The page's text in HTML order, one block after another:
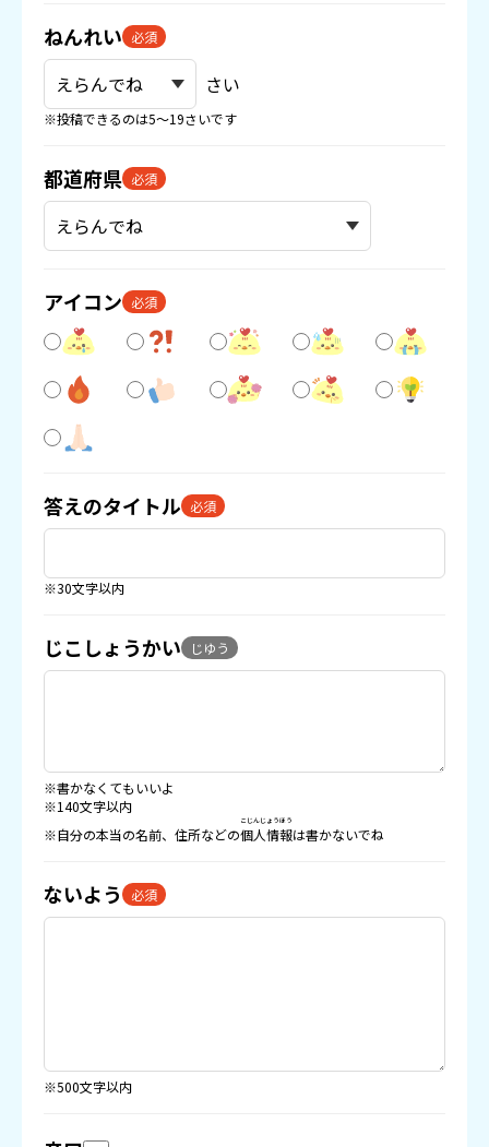
ねんれい 必須
さい
※投稿できるのは5〜19さいです
都道府県 必須
アイコン 必須
答えのタイトル 必須
※30文字以内
じこしょうかい じゆう
※書かなくてもいいよ
※140文字以内
※自分の本当の名前、住所などの個人情報
こじんじょうほう
は書かないでね
ないよう 必須
※500文字以内